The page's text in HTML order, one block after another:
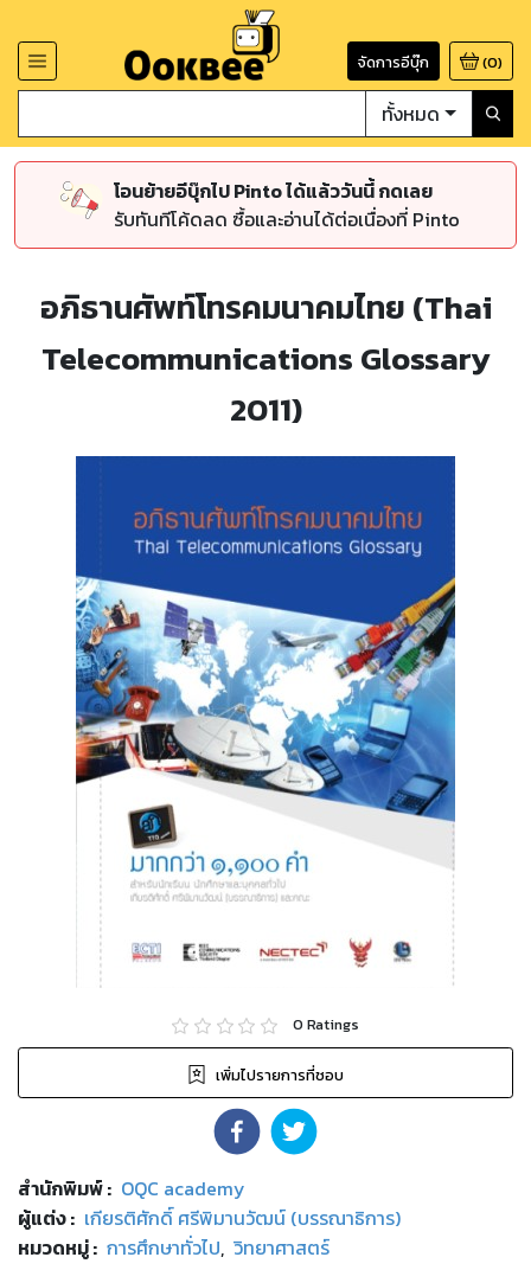
จัดการอีบุ๊ก (0)
ทั้งหมด
โอนย้ายอีบุ๊กไป Pinto ได้แล้ววันนี้ กดเลย
รับทันทีโค้ดลด ซื้อและอ่านได้ต่อเนื่องที่ Pinto
อภิธานศัพท์โทรคมนาคมไทย (Thai
Telecommunications Glossary
2011)
0 Ratings
เพิ่มไปรายการที่ชอบ
สำนักพิมพ์: OQC academy
ผู้แต่ง : เกียรติศักดิ์ ศรีพิมานวัฒน์ (บรรณาธิการ)
หมวดหมู่: การศึกษาทั่วไป, วิทยาศาสตร์